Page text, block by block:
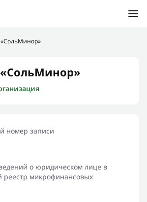
номер записи
о юридическом лице в
реестр микрофинансовых
форма не найдена.
нам
в ближайшее время и сообщим
новый запрос